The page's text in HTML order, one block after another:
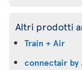
Altri prodotti
Train + Air
connectair by